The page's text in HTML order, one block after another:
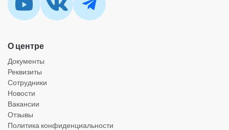
О центре
Документы
Реквизиты
Сотрудники
Новости
Вакансии
Отзывы
Политика конфиденциальности